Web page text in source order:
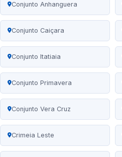
Conjunto Anhanguera
Conjunto Caiçara
Conjunto Itatiaia
Conjunto Primavera
Conjunto Vera Cruz
Crimeia Leste